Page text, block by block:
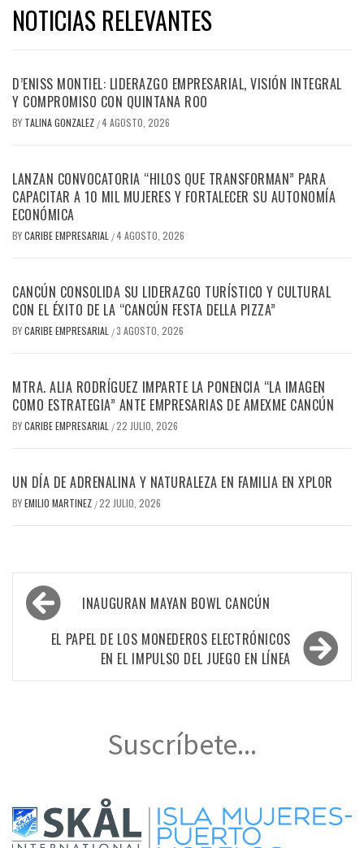
NOTICIAS RELEVANTES
D’ENISS MONTIEL: LIDERAZGO EMPRESARIAL, VISIÓN INTEGRAL
Y COMPROMISO CON QUINTANA ROO
BY TALINA GONZALEZ /4 AGOSTO, 2026
LANZAN CONVOCATORIA “HILOS QUE TRANSFORMAN” PARA
CAPACITAR A 10 MIL MUJERES Y FORTALECER SU AUTONOMÍA
ECONÓMICA
BYCARIBE EMPRESARIAL /4 AGOSTO, 2026
CANCÚN CONSOLIDA SU LIDERAZGO TURÍSTICO Y CULTURAL
CON EL ÉXITO DE LA “CANCÚN FESTA DELLA PIZZA”
BYCARIBE EMPRESARIAL /3 AGOSTO, 2026
MTRA. ALIA RODRÍGUEZ IMPARTE LA PONENCIA “LA IMAGEN
COMO ESTRATEGIA” ANTE EMPRESARIAS DE AMEXME CANCÚN
BYCARIBE EMPRESARIAL /22 JULIO, 2026
UN DÍA DE ADRENALINA Y NATURALEZA EN FAMILIA EN XPLOR
BYEMILIO MARTINEZ /22 JULIO, 2026
Navegación
de
entradas
INAUGURAN MAYAN BOWL CANCÚN
EL PAPEL DE LOS MONEDEROS ELECTRÓNICOS
EN EL IMPULSO DEL JUEGO EN LÍNEA
Suscríbete...